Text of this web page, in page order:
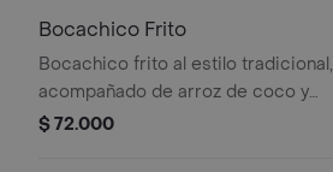
Bocachico Frito
Bocachico frito al estilo tradicional,
acompañado de arroz de coco y
patacones.
$ 72.000